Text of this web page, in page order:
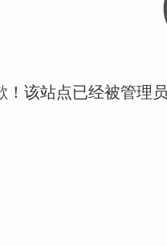
！该站点已经被管理